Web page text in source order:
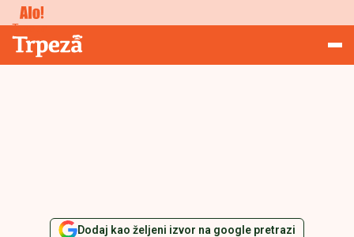
Ostalo
Trpeza
Dodaj kao željeni izvor na google pretrazi